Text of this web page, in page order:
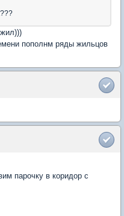
пополнм ряды жильцов
парочку в коридор с